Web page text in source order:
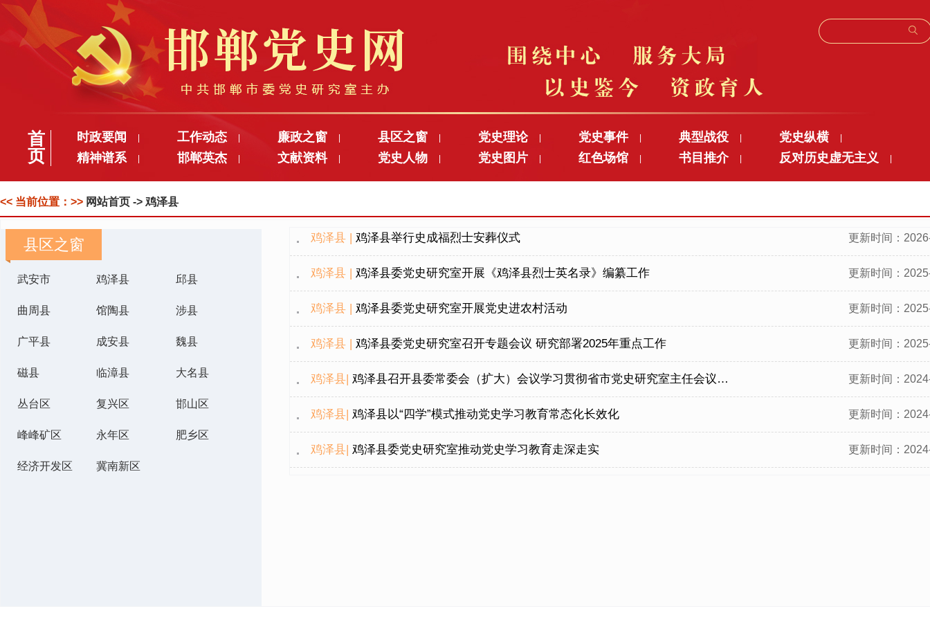
首
页
时政要闻 工作动态 廉政之窗 县区之窗 党史理论 党史事件 典型战役 党史纵横
精神谱系 邯郸英杰 文献资料 党史人物 党史图片 红色场馆 书目推介 反对历史虚无主义
<< 当前位置：>> 网站首页 -> 鸡泽县
鸡泽县 |鸡泽县举行史成福烈士安葬仪式 更新时间：
鸡泽县 |鸡泽县委党史研究室开展《鸡泽县烈士英名录》编纂工作 更新时间：
鸡泽县 |鸡泽县委党史研究室开展党史进农村活动 更新时间：
鸡泽县 |鸡泽县委党史研究室召开专题会议 研究部署2025年重点工作 更新时间：
鸡泽县| 鸡泽县召开县委常委会（扩大）会议学习贯彻省市党史研究室主任会议精神 更新时间：
鸡泽县| 鸡泽县以“四学”模式推动党史学习教育常态化长效化 更新时间：
鸡泽县| 鸡泽县委党史研究室推动党史学习教育走深走实 更新时间：
县区之窗
武安市 鸡泽县 邱县
曲周县 馆陶县 涉县
广平县 成安县 魏县
磁县 临漳县 大名县
丛台区 复兴区 邯山区
峰峰矿区 永年区 肥乡区
经济开发区 冀南新区